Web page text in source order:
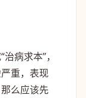
病求本”，
重，表现
么应该先